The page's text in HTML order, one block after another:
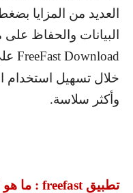
العديد من المزايا
البيانات والحفاظ
FreeFast Download
خلال تسهيل استخدام
وأكثر سلاسة.
تطبيق freefast : ما هو